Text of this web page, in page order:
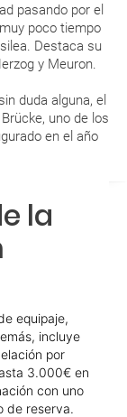
pasando por el
poco tiempo
Destaca su
y Meuron.
duda alguna, el
uno de los
en el año
ha
¿Cómo
el viaje que
y salida del
la
equipaje,
incluye
por
3.000€ en
con uno
de reserva.